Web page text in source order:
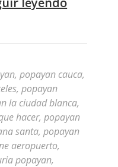
, popayan cauca,
, popayan
la ciudad blanca,
hacer, popayan
santa, popayan
aeropuerto,
popayan,